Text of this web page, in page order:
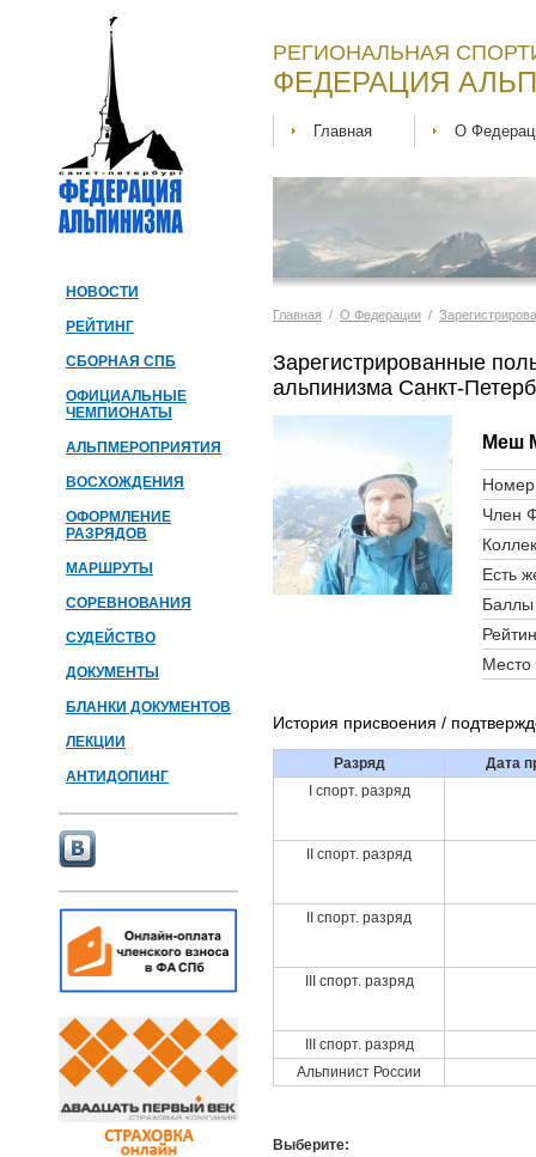
НОВОСТИ
РЕЙТИНГ
СБОРНАЯ СПБ
ОФИЦИАЛЬНЫЕ
ЧЕМПИОНАТЫ
АЛЬПМЕРОПРИЯТИЯ
ВОСХОЖДЕНИЯ
ОФОРМЛЕНИЕ
РАЗРЯДОВ
МАРШРУТЫ
СОРЕВНОВАНИЯ
СУДЕЙСТВО
ДОКУМЕНТЫ
БЛАНКИ ДОКУМЕНТОВ
ЛЕКЦИИ
АНТИДОПИНГ
РЕГИОНАЛЬНАЯ
ФЕДЕРАЦИЯ
Главная О
Главная / О Федерации /
Зарегистрированные
альпинизма Санкт-
Меш
Номер
Член
Есть
Баллы
Место
История присвоения /
Разряд
Дата
I спорт. разряд
II спорт. разряд
II спорт. разряд
III спорт. разряд
III спорт. разряд
Альпинист России
Выберите: